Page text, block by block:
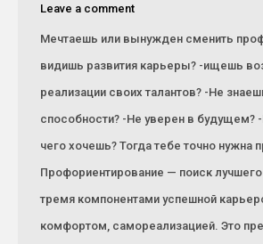
Leave a comment
Мечтаешь или вынужден сменить
видишь развития карьеры? -ищешь
реализации своих талантов? -Не
способности? -Не уверен в будущем?
чего хочешь? Тогда тебе точно нужна
Профориентирование — поиск
тремя компонентами успешной
комфортом, самореализацией. Это